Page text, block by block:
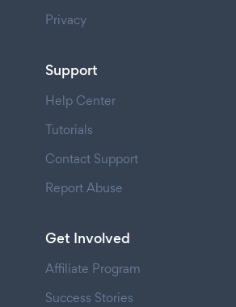
Privacy
Support
Help Center
Tutorials
Contact Support
Report Abuse
Get Involved
Affiliate Program
Success Stories